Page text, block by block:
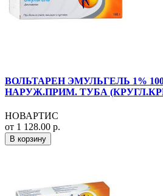
ВОЛЬТАРЕН ЭМУЛЬГЕЛЬ 1%
НАРУЖ.ПРИМ. ТУБА
НОВАРТИС
от 1 128.00 р.
В корзину